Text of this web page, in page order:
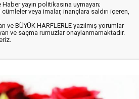
Haber yayın politikasına uymayan;
veya imalar, inançlara saldırı içeren,
ve BÜYÜK HARFLERLE yazılmış yorumlar
ve saçma rumuzlar onaylanmamaktadır.